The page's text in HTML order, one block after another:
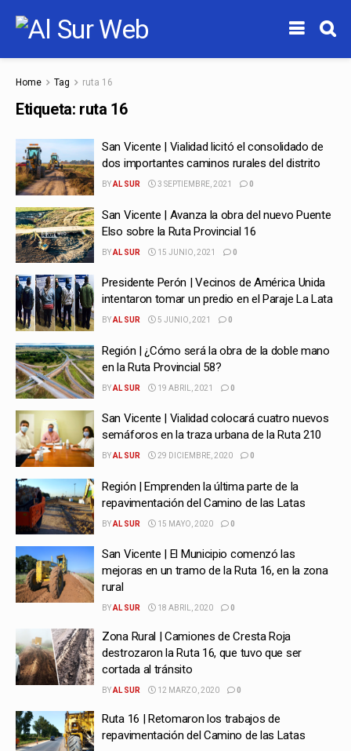
Home Tag ruta 16
Etiqueta: ruta 16
San Vicente | Vialidad licitó el consolidado de
dos importantes caminos rurales del distrito
BYAL SUR 3 SEPTIEMBRE, 2021 0
San Vicente | Avanza la obra del nuevo Puente
Elso sobre la Ruta Provincial 16
BYAL SUR 15 JUNIO, 2021 0
Presidente Perón | Vecinos de América Unida
intentaron tomar un predio en el Paraje La Lata
BYAL SUR 5 JUNIO, 2021 0
Región | ¿Cómo será la obra de la doble mano
en la Ruta Provincial 58?
BYAL SUR 19 ABRIL, 2021 0
San Vicente | Vialidad colocará cuatro nuevos
semáforos en la traza urbana de la Ruta 210
BYAL SUR 29 DICIEMBRE, 2020 0
Región | Emprenden la última parte de la
repavimentación del Camino de las Latas
BYAL SUR 15 MAYO, 2020 0
San Vicente | El Municipio comenzó las
mejoras en un tramo de la Ruta 16, en la zona
rural
BYAL SUR 18 ABRIL, 2020 0
Zona Rural | Camiones de Cresta Roja
destrozaron la Ruta 16, que tuvo que ser
cortada al tránsito
BYAL SUR 12 MARZO, 2020 0
Ruta 16 | Retomaron los trabajos de
repavimentación del Camino de las Latas